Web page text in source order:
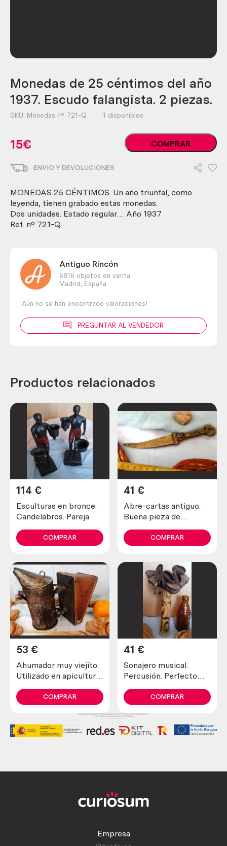
Monedas de 25 céntimos del año
1937. Escudo falangista. 2 piezas.
SKU: Monedas nº 721-Q 1 disponibles
15€
Monedas
de
año
1937.
Escudo
COMPRAR
ENVIO Y DEVOLUCIONES
MONEDAS 25 CÉNTIMOS. Un año triunfal, como
leyenda, tienen grabado estas monedas.
Dos unidades. Estado regular… Año 1937
Ref. nº 721-Q
Antiguo Rincón
6816 objetos en venta
Madrid,
España
¡Aún no se han encontrado valoraciones!
PREGUNTAR AL VENDEDOR
Productos relacionados
Esculturas en bronce.
Candelabros. Pareja
114 €
COMPRAR
Abre-cartas antiguo.
Buena pieza de
41 €
COMPRAR
Ahumador muy viejito.
Utilizado en apicultura
abejas
53 €
COMPRAR
Sonajero musical.
Percusión. Perfecto
41 €
COMPRAR
Empresa